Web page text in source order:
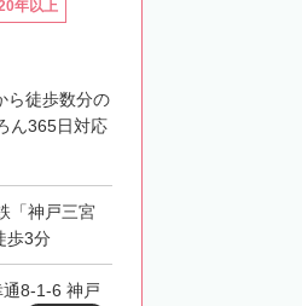
年以上
ら徒歩数分の
ん365日対応
「神戸三宮
歩3分
8-1-6 神戸